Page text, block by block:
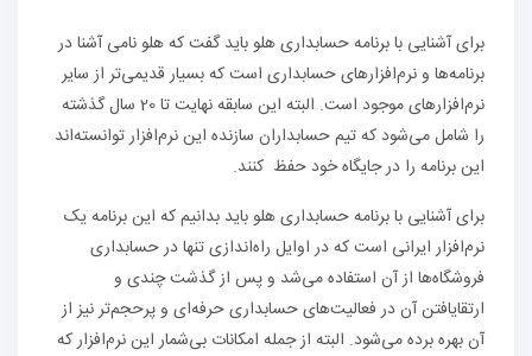
برای آشنایی با برنامه حسابداری هلو باید گفت که هلو نامی آشنا در
برنامه‌ها و نرم‌افزارهای حسابداری است که بسیار قدیمی‌تر از سایر
نرم‌افزارهای موجود است. البته این سابقه نهایت تا 20 سال گذشته
را شامل می‌شود که تیم حسابداران سازنده این نرم‌افزار توانسته‌اند
این برنامه را در جایگاه خود حفظ کنند.
برای آشنایی با برنامه حسابداری هلو باید بدانیم که این برنامه یک
نرم‌افزار ایرانی است که در اوایل راه‌اندازی تنها در حسابداری
فروشگاه‌ها از آن استفاده می‌شد و پس از گذشت چندی و
ارتقایافتن آن در فعالیت‌های حسابداری حرفه‌ای و پرحجم‌تر نیز از
آن بهره برده می‌شود. البته از جمله امکانات بی‌شمار این نرم‌افزار که